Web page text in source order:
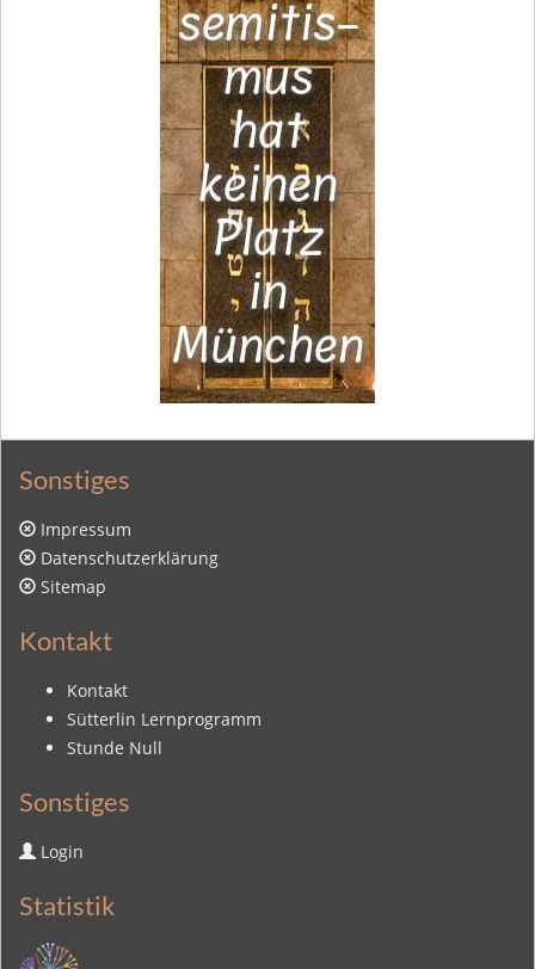
Sonstiges
Impressum
Datenschutzerklärung
Sitemap
Kontakt
Kontakt
Sütterlin Lernprogramm
Stunde Null
Sonstiges
Login
Statistik